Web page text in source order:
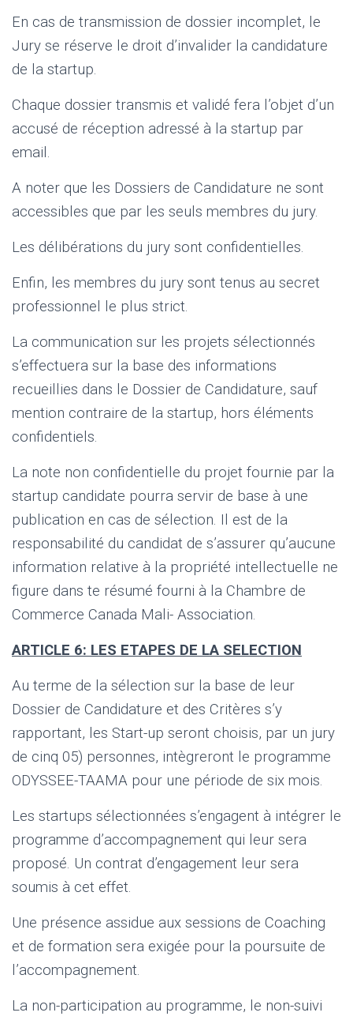
En cas de transmission de dossier incomplet, le
Jury se réserve le droit d’invalider la candidature
de la startup.
Chaque dossier transmis et validé fera l’objet d’un
accusé de réception adressé à la startup par
email.
A noter que les Dossiers de Candidature ne sont
accessibles que par les seuls membres du jury.
Les délibérations du jury sont confidentielles.
Enfin, les membres du jury sont tenus au secret
professionnel le plus strict.
La communication sur les projets sélectionnés
s’effectuera sur la base des informations
recueillies dans le Dossier de Candidature, sauf
mention contraire de la startup, hors éléments
confidentiels.
La note non confidentielle du projet fournie par la
startup candidate pourra servir de base à une
publication en cas de sélection. Il est de la
responsabilité du candidat de s’assurer qu’aucune
information relative à la propriété intellectuelle ne
figure dans te résumé fourni à la Chambre de
Commerce Canada Mali- Association.
ARTICLE 6: LES ETAPES DE LA SELECTION
Au terme de la sélection sur la base de leur
Dossier de Candidature et des Critères s’y
rapportant, les Start-up seront choisis, par un jury
de cinq 05) personnes, intègreront le programme
ODYSSEE-TAAMA pour une période de six mois.
Les startups sélectionnées s’engagent à intégrer le
programme d’accompagnement qui leur sera
proposé. Un contrat d’engagement leur sera
soumis à cet effet.
Une présence assidue aux sessions de Coaching
et de formation sera exigée pour la poursuite de
l’accompagnement.
La non-participation au programme, le non-suivi